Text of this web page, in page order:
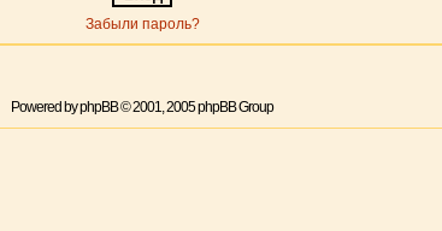
Забыли пароль?
Powered byphpBB© 2001, 2005 phpBB Group